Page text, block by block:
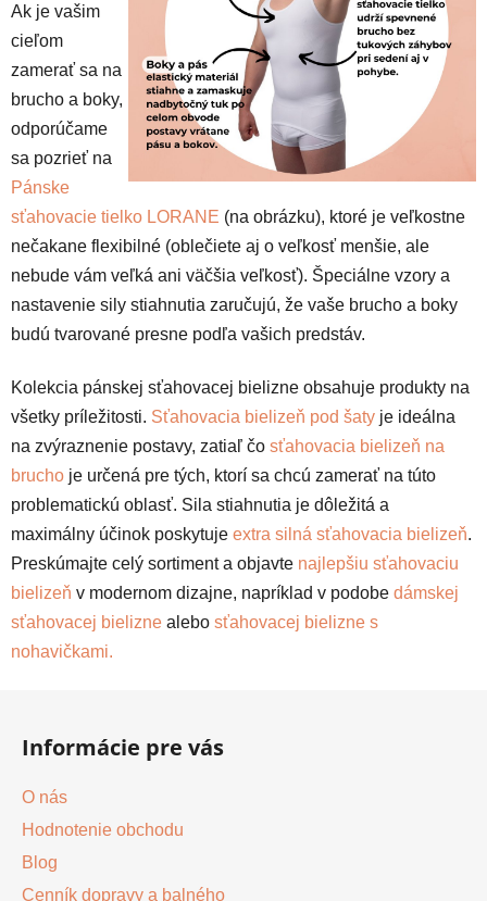
y
v
ý
p
i
s
u
Ak je vašim
cieľom
zamerať sa na
brucho a boky,
odporúčame
sa pozrieť na
Pánske
sťahovacie tielko LORANE (na obrázku), ktoré je veľkostne
nečakane flexibilné (oblečiete aj o veľkosť menšie, ale
nebude vám veľká ani väčšia veľkosť). Špeciálne vzory a
nastavenie sily stiahnutia zaručujú, že vaše brucho a boky
budú tvarované presne podľa vašich predstáv.
Kolekcia pánskej sťahovacej bielizne obsahuje produkty na
všetky príležitosti. Sťahovacia bielizeň pod šaty je ideálna
na zvýraznenie postavy, zatiaľ čo sťahovacia bielizeň na
brucho je určená pre tých, ktorí sa chcú zamerať na túto
problematickú oblasť. Sila stiahnutia je dôležitá a
maximálny účinok poskytuje extra silná sťahovacia bielizeň.
Preskúmajte celý sortiment a objavte najlepšiu sťahovaciu
bielizeň v modernom dizajne, napríklad v podobe dámskej
sťahovacej bielizne alebo sťahovacej bielizne s
nohavičkami.
Informácie pre vás
O nás
Hodnotenie obchodu
Blog
Cenník dopravy a balného